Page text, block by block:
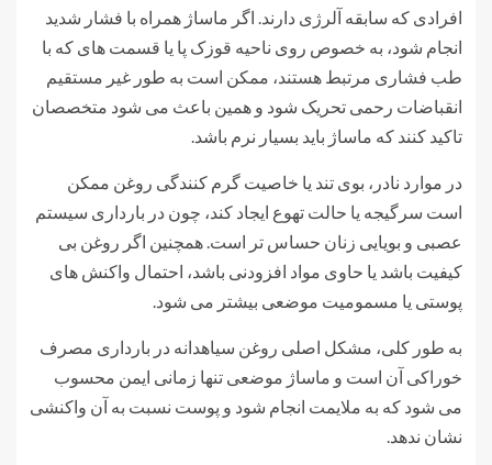
افرادی که سابقه آلرژی دارند. اگر ماساژ همراه با فشار شدید
انجام شود، به خصوص روی ناحیه قوزک پا یا قسمت های که با
طب فشاری مرتبط هستند، ممکن است به طور غیر مستقیم
انقباضات رحمی تحریک شود و همین باعث می شود متخصصان
تاکید کنند که ماساژ باید بسیار نرم باشد.
در موارد نادر، بوی تند یا خاصیت گرم کنندگی روغن ممکن
است سرگیجه یا حالت تهوع ایجاد کند، چون در بارداری سیستم
عصبی و بویایی زنان حساس تر است. همچنین اگر روغن بی
کیفیت باشد یا حاوی مواد افزودنی باشد، احتمال واکنش های
پوستی یا مسمومیت موضعی بیشتر می شود.
به طور کلی، مشکل اصلی روغن سیاهدانه در بارداری مصرف
خوراکی آن است و ماساژ موضعی تنها زمانی ایمن محسوب
می شود که به ملایمت انجام شود و پوست نسبت به آن واکنشی
نشان ندهد.